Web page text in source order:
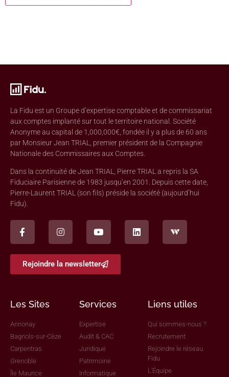
La Fidu est un Groupe d’expertise comptable et de commissariat
aux comptes implanté sur tout le territoire national. Société
Anonyme au capital de 1,000,000€, fondée il y a plus de 60 ans
par Monsieur Jean TRIAL, premier président de la Compagnie
Nationale des Commissaires aux Comptes.
Dans la continuité de Jean TRIAL, Pierre TRIAL a repris la SA
Fiduciaire Parisienne de 1983 jusqu’en 2001. Depuis cette date,
Pierre-Laurent TRIAL (son fils) préside la société (aujourd’hui
Fidu).
Rejoindre la newsletter
Les Sites
Annonay
Bagnols-sur-Cèze
Carpentras
Grenoble
Île Maurice
Services
Expertise
Audit & CAC
Juridique
Patrimoine
Informatique
Liens utiles
Qui sommes-nous ?
Recrutement
Rejoindre le réseau
Fidu
L'Équipe